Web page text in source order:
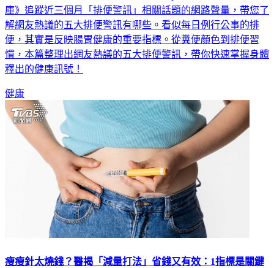
庫》追蹤近三個月「排便警訊」相關話題的網路聲量，帶您了
解網友熱議的五大排便警訊有哪些。看似每日例行公事的排
便，其實是反映腸胃健康的重要指標。從糞便顏色到排便習
慣，本篇整理出網友熱議的五大排便警訊，帶你快速掌握身體
釋出的健康訊號！
健康
瘦瘦針太燒錢？醫揭「減量打法」省錢又有效：1指標是關鍵